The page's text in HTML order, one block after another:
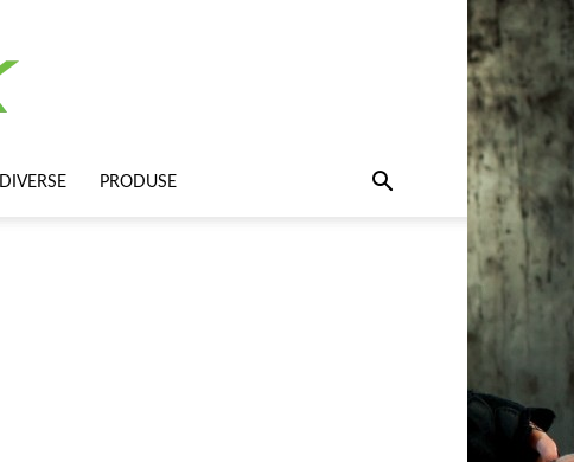
DIVERSE PRODUSE